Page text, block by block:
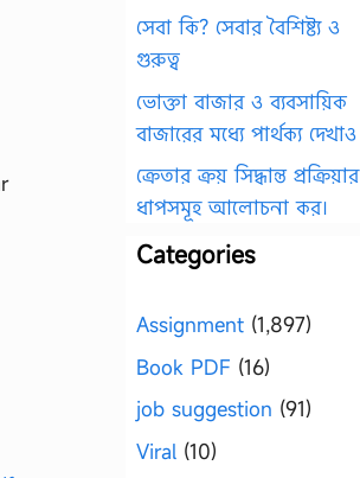
সেবা কি? সেবার বৈশিষ্ট্য ও
গুরুত্ব
ভোক্তা বাজার ও ব্যবসায়িক
বাজারের মধ্যে পার্থক্য দেখাও
ক্রেতার ক্রয় সিদ্ধান্ত প্রক্রিয়ার
ধাপসমূহ আলোচনা কর।
Categories
Assignment (1,897)
Book PDF (16)
job suggestion (91)
Viral (10)